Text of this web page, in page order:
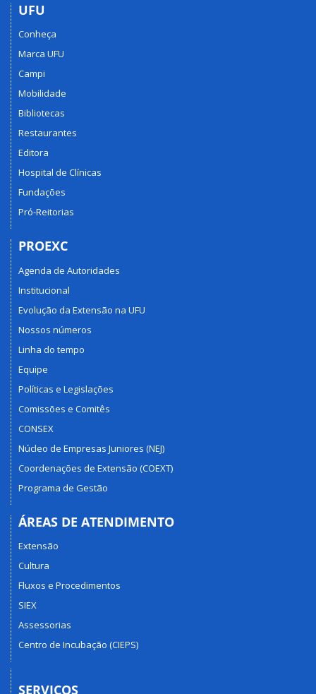
UFU
Conheça
Marca UFU
Campi
Mobilidade
Bibliotecas
Restaurantes
Editora
Hospital de Clínicas
Fundações
Pró-Reitorias
PROEXC
Agenda de Autoridades
Institucional
Evolução da Extensão na UFU
Nossos números
Linha do tempo
Equipe
Políticas e Legislações
Comissões e Comitês
CONSEX
Núcleo de Empresas Juniores (NEJ)
Coordenações de Extensão (COEXT)
Programa de Gestão
ÁREAS DE ATENDIMENTO
Extensão
Cultura
Fluxos e Procedimentos
SIEX
Assessorias
Centro de Incubação (CIEPS)
SERVIÇOS